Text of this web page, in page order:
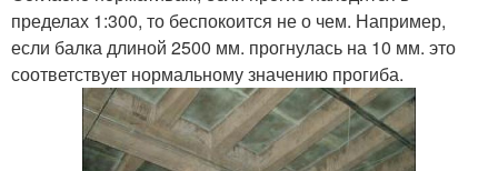
пределах 1:300, то беспокоится не о чем. Например,
если балка длиной 2500 мм. прогнулась на 10 мм. это
соответствует нормальному значению прогиба.